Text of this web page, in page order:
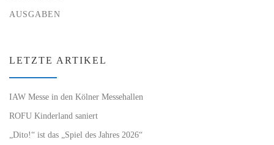
AUSGABEN
LETZTE ARTIKEL
IAW Messe in den Kölner Messehallen
ROFU Kinderland saniert
„Dito!“ ist das „Spiel des Jahres 2026“